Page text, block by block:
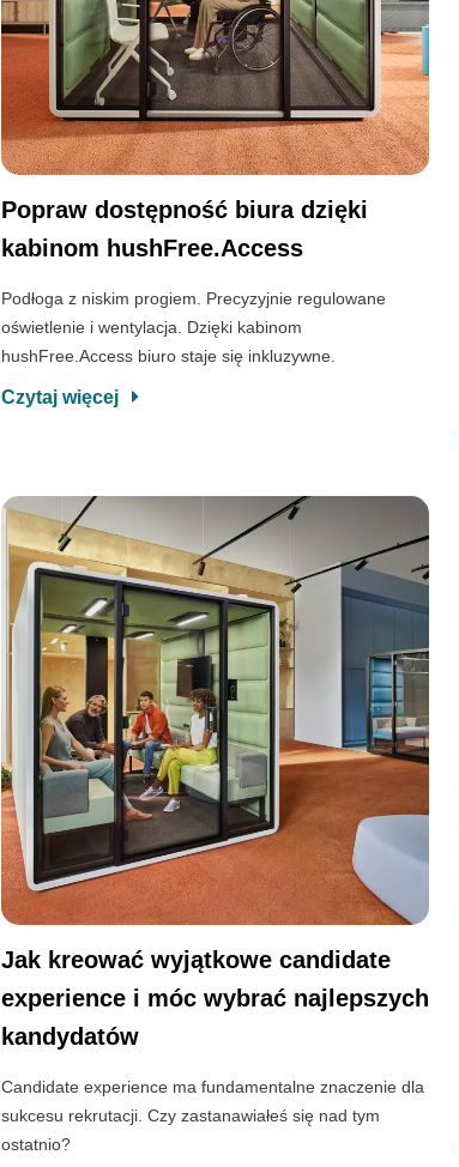
Popraw dostępność biura dzięki
kabinom hushFree.Access
Podłoga z niskim progiem. Precyzyjnie regulowane
oświetlenie i wentylacja. Dzięki kabinom
hushFree.Access biuro staje się inkluzywne.
Czytaj więcej
Jak kreować wyjątkowe candidate
experience i móc wybrać najlepszych
kandydatów
Candidate experience ma fundamentalne znaczenie dla
sukcesu rekrutacji. Czy zastanawiałeś się nad tym
ostatnio?